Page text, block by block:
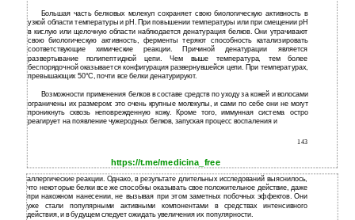
Большая часть белковых молекул сохраняет свою биологическую активность в
узкой области температуры и рН. При повышении температуры или при смещении рН
в кислую или щелочную области наблюдается денатурация белков. Они утрачивают
свою биологическую активность, ферменты теряют способность катализировать
соответствующие химические реакции. Причиной денатурации является
развертывание полипептидной цепи. Чем выше температура, тем более
беспорядочной оказывается конфигурация развернувшейся цепи. При температурах,
превышающих 50°С, почти все белки денатурируют.
Возможности применения белков в составе средств по уходу за кожей и волосами
ограничены их размером: это очень крупные молекулы, и сами по себе они не могут
проникнуть сквозь неповрежденную кожу. Кроме того, иммунная система остро
реагирует на появление чужеродных белков, запуская процесс воспаления и
143
https://t.me/medicina_free
аллергические реакции. Однако, в результате длительных исследований выяснилось,
что некоторые белки все же способны оказывать свое положительное действие, даже
при накожном нанесении, не вызывая при этом заметных побочных эффектов. Они
уже стали популярными активными компонентами в средствах интенсивного
действия, и в будущем следует ожидать увеличения их популярности.